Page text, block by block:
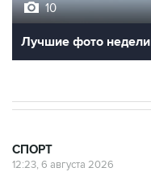
10
Лучшие фото недели
СПОРТ
12:23, 6 августа 2026